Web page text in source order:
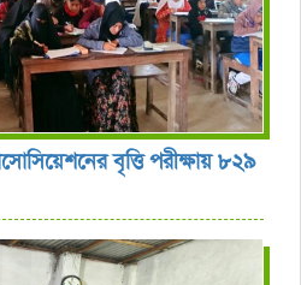
বৃত্তি পরীক্ষায় ৮২৯